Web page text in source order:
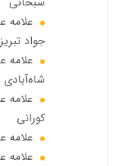
علامه
جواد
علامه
شاه‌آبادي
علامه
كوراني
علامه
علامه